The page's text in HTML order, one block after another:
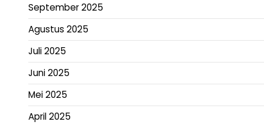
September 2025
Agustus 2025
Juli 2025
Juni 2025
Mei 2025
April 2025